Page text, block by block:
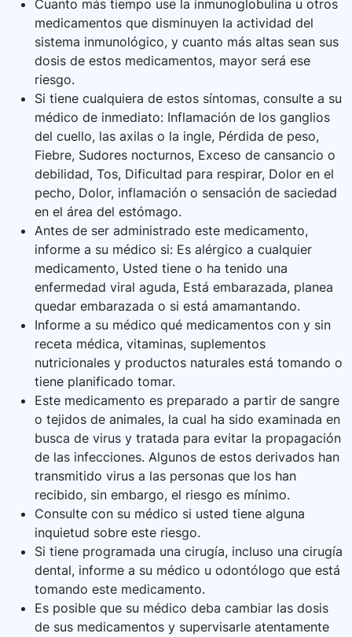
Cuanto más tiempo use la inmunoglobulina u otros
medicamentos que disminuyen la actividad del
sistema inmunológico, y cuanto más altas sean sus
dosis de estos medicamentos, mayor será ese
riesgo.
Si tiene cualquiera de estos síntomas, consulte a su
médico de inmediato: Inflamación de los ganglios
del cuello, las axilas o la ingle, Pérdida de peso,
Fiebre, Sudores nocturnos, Exceso de cansancio o
debilidad, Tos, Dificultad para respirar, Dolor en el
pecho, Dolor, inflamación o sensación de saciedad
en el área del estómago.
Antes de ser administrado este medicamento,
informe a su médico si: Es alérgico a cualquier
medicamento, Usted tiene o ha tenido una
enfermedad viral aguda, Está embarazada, planea
quedar embarazada o si está amamantando.
Informe a su médico qué medicamentos con y sin
receta médica, vitaminas, suplementos
nutricionales y productos naturales está tomando o
tiene planificado tomar.
Este medicamento es preparado a partir de sangre
o tejidos de animales, la cual ha sido examinada en
busca de virus y tratada para evitar la propagación
de las infecciones. Algunos de estos derivados han
transmitido virus a las personas que los han
recibido, sin embargo, el riesgo es mínimo.
Consulte con su médico si usted tiene alguna
inquietud sobre este riesgo.
Si tiene programada una cirugía, incluso una cirugía
dental, informe a su médico u odontólogo que está
tomando este medicamento.
Es posible que su médico deba cambiar las dosis
de sus medicamentos y supervisarle atentamente